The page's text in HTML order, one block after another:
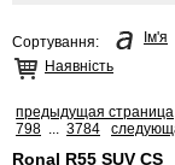
Сортування: Ім'я
Наявність
предыдущая страница
798
3784
Ronal R55 SUV CS